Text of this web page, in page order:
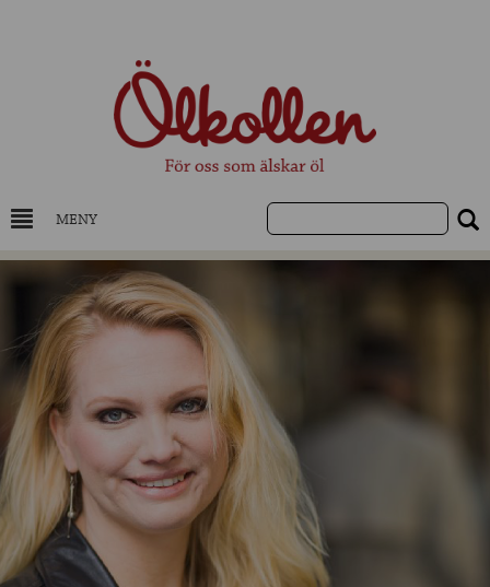
MENY
NYHETER
UTVALDA ÖL
UTVALDA CIDER
UTVALDA DESTILLAT
OM ÖLKOLLEN
KONTAKTA OSS